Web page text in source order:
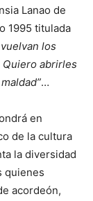
Lanao de
1995 titulada
los
abrirles
…
en
de la cultura
la diversidad
quienes
acordeón,